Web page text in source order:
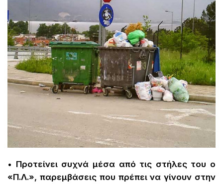
• Προτείνει συχνά μέσα από τις στήλες του ο
«Π.Λ.», παρεμβάσεις που πρέπει να γίνουν στην